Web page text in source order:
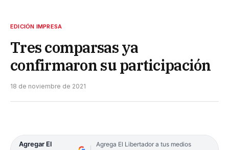
EDICIÓN IMPRESA
Tres comparsas ya
confirmaron su participación
18 de noviembre de 2021
Agregar El
Agrega El Libertador a tus medios